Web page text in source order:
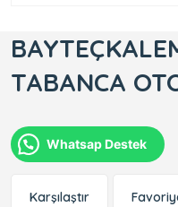
TABANCA
Whatsap Destek
Karşılaştır